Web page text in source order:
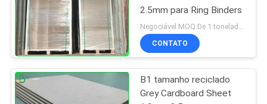
2.5mm para Ring Binders
CONTATO
B1 tamanho reciclado
Grey Cardboard Sheet